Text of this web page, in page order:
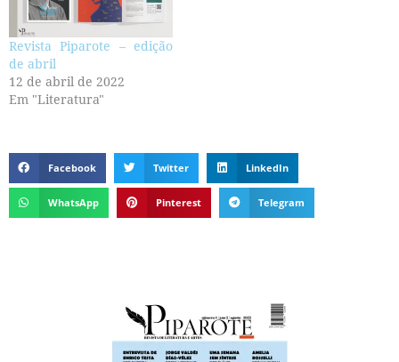
Revista Piparote – edição
de abril
12 de abril de 2022
Em "Literatura"
Facebook Twitter LinkedIn
WhatsApp Pinterest Telegram